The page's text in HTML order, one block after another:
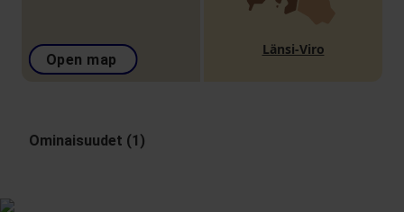
Open map
Länsi-Viro
Ominaisuudet (1)